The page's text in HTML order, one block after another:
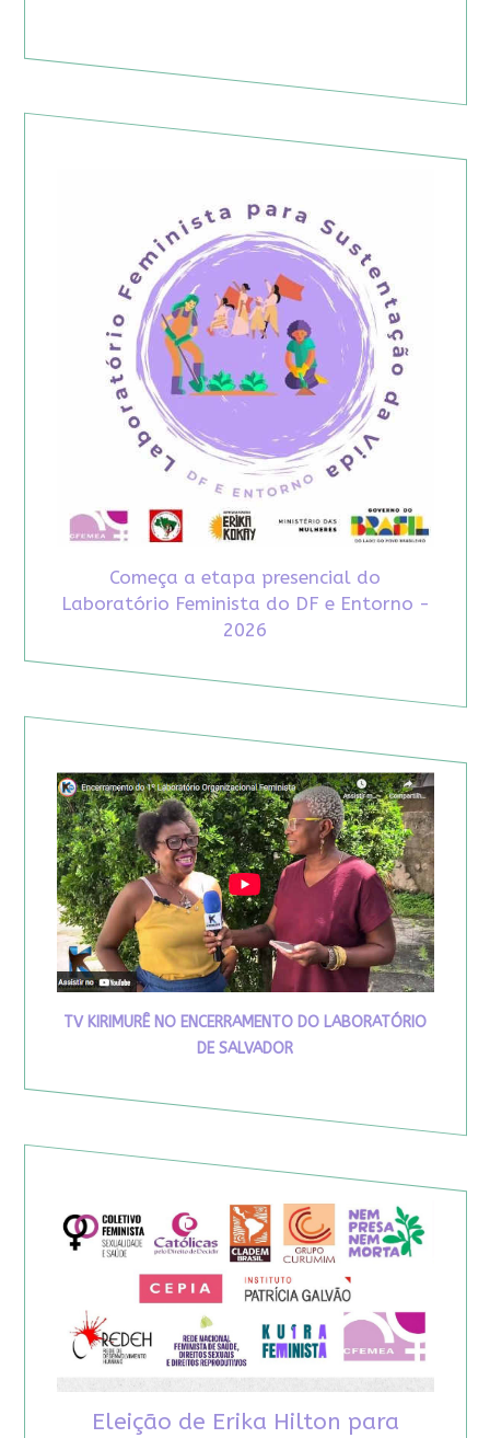
Começa a etapa presencial do
Laboratório Feminista do DF e Entorno -
2026
TV KIRIMURÊ NO ENCERRAMENTO DO LABORATÓRIO
DE SALVADOR
Eleição de Erika Hilton para